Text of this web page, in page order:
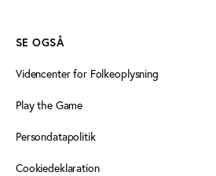
SE OGSÅ
Videncenter for Folkeoplysning
Play the Game
Persondatapolitik
Cookiedeklaration